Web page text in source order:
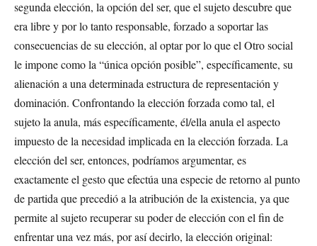
segunda elección, la opción del ser, que el sujeto descubre que
era libre y por lo tanto responsable, forzado a soportar las
consecuencias de su elección, al optar por lo que el Otro social
le impone como la “única opción posible”, específicamente, su
alienación a una determinada estructura de representación y
dominación. Confrontando la elección forzada como tal, el
sujeto la anula, más específicamente, él/ella anula el aspecto
impuesto de la necesidad implicada en la elección forzada. La
elección del ser, entonces, podríamos argumentar, es
exactamente el gesto que efectúa una especie de retorno al punto
de partida que precedió a la atribución de la existencia, ya que
permite al sujeto recuperar su poder de elección con el fin de
enfrentar una vez más, por así decirlo, la elección original: